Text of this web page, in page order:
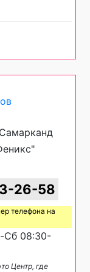
26-58
телефона на
Сб 08:30-
Центр, где